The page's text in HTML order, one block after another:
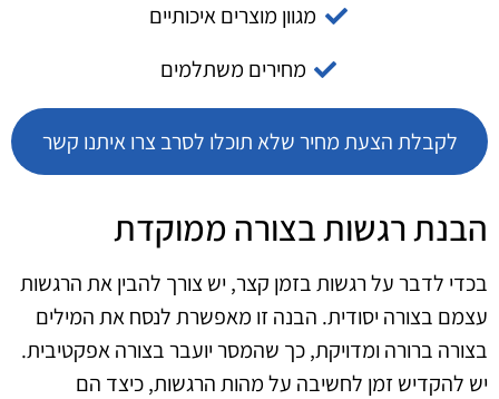
מגוון מוצרים איכותיים
מחירים משתלמים
לקבלת הצעת מחיר שלא תוכלו לסרב צרו איתנו קשר
הבנת רגשות בצורה ממוקדת
בכדי לדבר על רגשות בזמן קצר, יש צורך להבין את הרגשות
עצמם בצורה יסודית. הבנה זו מאפשרת לנסח את המילים
בצורה ברורה ומדויקת, כך שהמסר יועבר בצורה אפקטיבית.
יש להקדיש זמן לחשיבה על מהות הרגשות, כיצד הם